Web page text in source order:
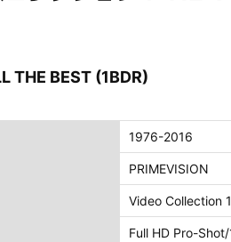
公演 FHD 完全収録！
完全収録！
質AI-SBD！
音質IEM+Aud！
公演 完全収録！
完全収録！
完全収録！
公演 FHD 完全収録！
THE BEST (1BDR)
1976-2016
PRIMEVISION
Video Collection
Full HD Pro-